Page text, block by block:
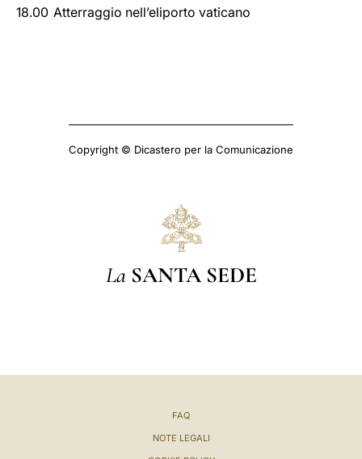
18.00 Atterraggio nell’eliporto vaticano
Copyright © Dicastero per la Comunicazione
La SANTA SEDE
FAQ
NOTE LEGALI